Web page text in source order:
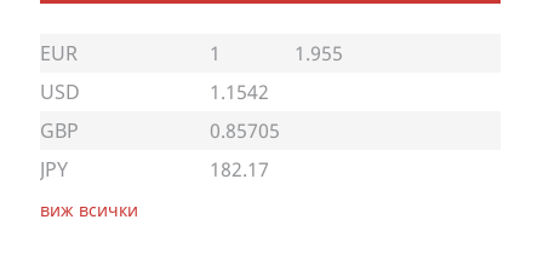
EUR 1
1.955
USD
1.1542
GBP
0.85705
JPY
182.17
виж всички